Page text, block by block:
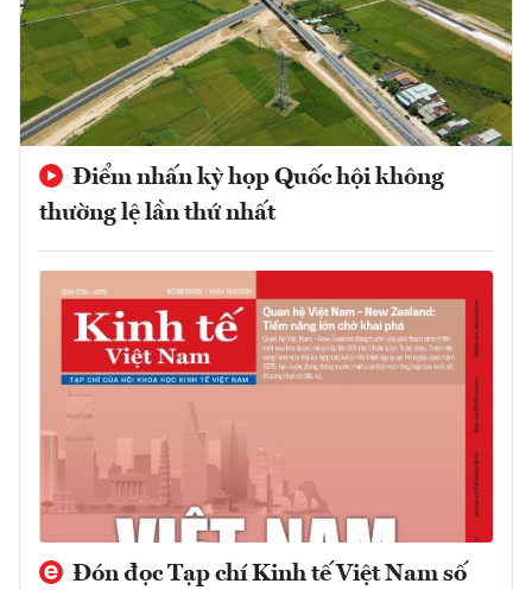
Điểm nhấn kỳ họp Quốc hội không
thường lệ lần thứ nhất
Đón đọc Tạp chí Kinh tế Việt Nam số